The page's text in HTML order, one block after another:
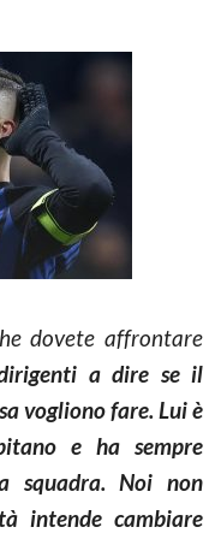
dovete affrontare
a dire se il
vogliono fare. Lui è
e ha sempre
squadra. Noi non
intende cambiare